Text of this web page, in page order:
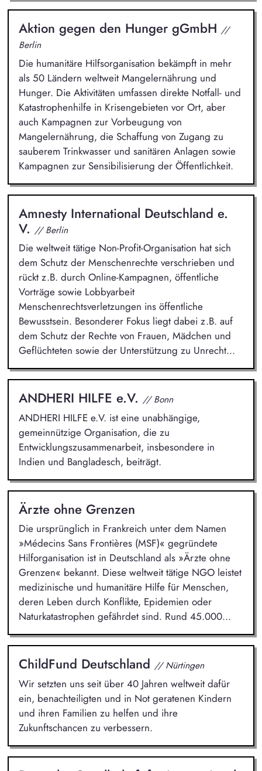
Aktion gegen den Hunger gGmbH //
Berlin
Die humanitäre Hilfsorganisation bekämpft in mehr
als 50 Ländern weltweit Mangelernährung und
Hunger. Die Aktivitäten umfassen direkte Notfall- und
Katastrophenhilfe in Krisengebieten vor Ort, aber
auch Kampagnen zur Vorbeugung von
Mangelernährung, die Schaffung von Zugang zu
sauberem Trinkwasser und sanitären Anlagen sowie
Kampagnen zur Sensibilisierung der Öffentlichkeit.
Amnesty International Deutschland e.
V. // Berlin
Die weltweit tätige Non-Profit-Organisation hat sich
dem Schutz der Menschenrechte verschrieben und
rückt z.B. durch Online-Kampagnen, öffentliche
Vorträge sowie Lobbyarbeit
Menschenrechtsverletzungen ins öffentliche
Bewusstsein. Besonderer Fokus liegt dabei z.B. auf
dem Schutz der Rechte von Frauen, Mädchen und
Geflüchteten sowie der Unterstützung zu Unrecht...
ANDHERI HILFE e.V. // Bonn
ANDHERI HILFE e.V. ist eine unabhängige,
gemeinnützige Organisation, die zu
Entwicklungszusammenarbeit, insbesondere in
Indien und Bangladesch, beiträgt.
Ärzte ohne Grenzen
Die ursprünglich in Frankreich unter dem Namen
»Médecins Sans Frontières (MSF)« gegründete
Hilforganisation ist in Deutschland als »Ärzte ohne
Grenzen« bekannt. Diese weltweit tätige NGO leistet
medizinische und humanitäre Hilfe für Menschen,
deren Leben durch Konflikte, Epidemien oder
Naturkatastrophen gefährdet sind. Rund 45.000...
ChildFund Deutschland // Nürtingen
Wir setzten uns seit über 40 Jahren weltweit dafür
ein, benachteiligten und in Not geratenen Kindern
und ihren Familien zu helfen und ihre
Zukunftschancen zu verbessern.